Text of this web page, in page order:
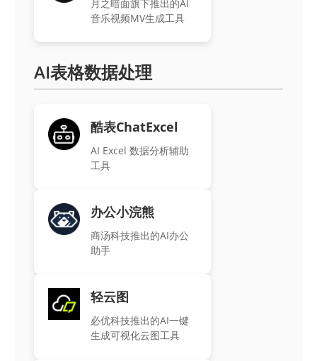
月之暗面旗下推出的AI
音乐视频MV生成工具
AI表格数据处理
酷表ChatExcel
AI Excel 数据分析辅助
工具
办公小浣熊
商汤科技推出的AI办公
助手
轻云图
必优科技推出的AI一键
生成可视化云图工具